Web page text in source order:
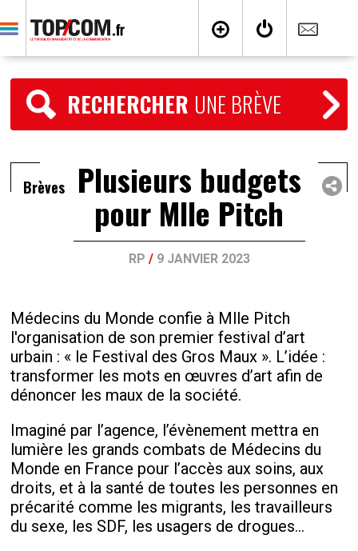
RECHERCHER UNE BRÈVE
Brèves Plusieurs budgets
pour Mlle Pitch
RP / 9 JANVIER 2023
Médecins du Monde confie à Mlle Pitch
l'organisation de son premier festival d’art
urbain : « le Festival des Gros Maux ». L’idée :
transformer les mots en œuvres d’art afin de
dénoncer les maux de la société.
Imaginé par l’agence, l’évènement mettra en
lumière les grands combats de Médecins du
Monde en France pour l’accès aux soins, aux
droits, et à la santé de toutes les personnes en
précarité comme les migrants, les travailleurs
du sexe, les SDF, les usagers de drogues...